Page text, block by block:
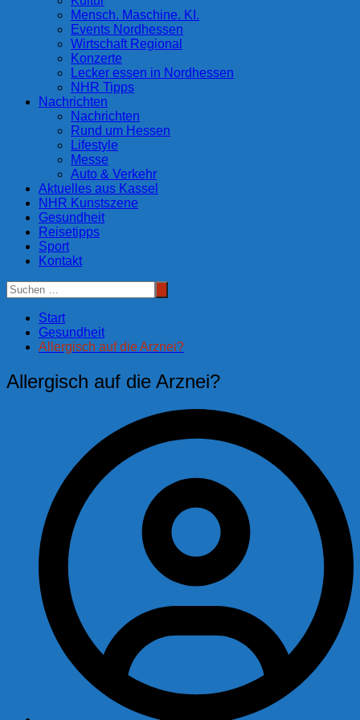
Mensch. Maschine. KI.
Events Nordhessen
Wirtschaft Regional
Konzerte
Lecker essen in Nordhessen
NHR Tipps
Nachrichten
Nachrichten
Rund um Hessen
Lifestyle
Messe
Auto & Verkehr
Aktuelles aus Kassel
NHR Kunstszene
Gesundheit
Reisetipps
Sport
Kontakt
Start
Gesundheit
Allergisch auf die Arznei?
Allergisch auf die Arznei?